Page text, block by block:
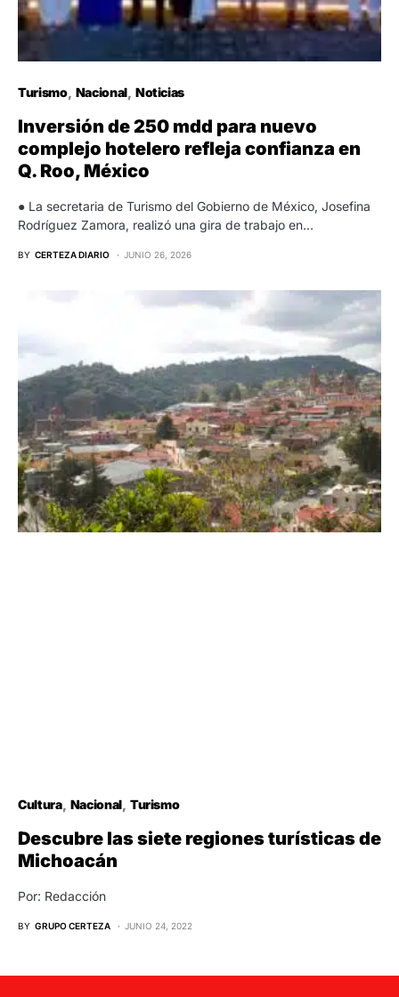
Turismo Nacional Noticias
Inversión de 250 mdd para nuevo
complejo hotelero refleja confianza en
Q. Roo, México
● La secretaria de Turismo del Gobierno de México, Josefina
Rodríguez Zamora, realizó una gira de trabajo en…
BY CERTEZA DIARIO JUNIO 26, 2026
Cultura Nacional Turismo
Descubre las siete regiones turísticas de
Michoacán
Por: Redacción
BY GRUPO CERTEZA JUNIO 24, 2022